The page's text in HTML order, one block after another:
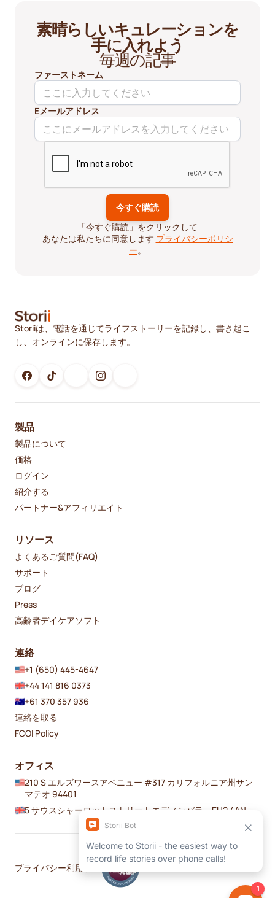
素晴らしいキュレーションを
手に入れよう
毎週の記事
ファーストネーム
Eメールアドレス
「今すぐ購読」をクリックして
あなたは私たちに同意します プライバシーポリシ
ー。
Storiiは、電話を通じてライフストーリーを記録し、書き起こ
し、オンラインに保存します。
製品
製品について
価格
ログイン
紹介する
パートナー&アフィリエイト
リソース
よくあるご質問(FAQ)
サポート
ブログ
Press
高齢者デイケアソフト
連絡
+1 (650) 445-4647
+44 141 816 0373
+61 370 357 936
連絡を取る
FCOI Policy
オフィス
210 S エルズワースアベニュー #317 カリフォルニア州サン
マテオ 94401
5 サウスシャーロットストリートエディンバラ、EH2 4AN
プライバシー利用規約